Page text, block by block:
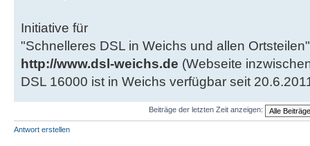
Initiative für
"Schnelleres DSL in Weichs und allen Ortsteilen"
http://www.dsl-weichs.de (Webseite
DSL 16000 ist in Weichs verfügbar seit
Beiträge der letzten Zeit anzeigen:
Antwort erstellen